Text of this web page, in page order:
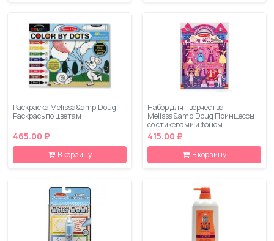
Раскраска Melissa&amp;Doug
Раскрась по цветам
465.00 ₽
В корзину
Набор для творчества
Melissa&amp;Doug Принцессы
со стикерами и фоном
415.00 ₽
В корзину